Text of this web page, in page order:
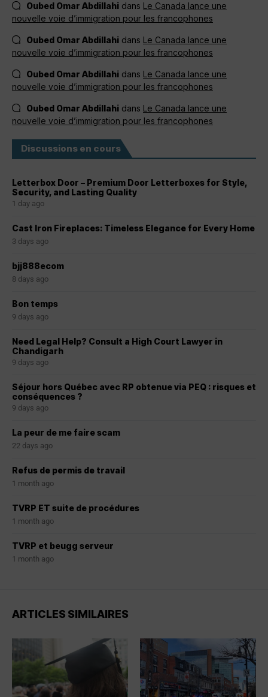
Oubed Omar Abdillahi dans Le Canada lance une
nouvelle voie d’immigration pour les francophones
Oubed Omar Abdillahi dans Le Canada lance une
nouvelle voie d’immigration pour les francophones
Oubed Omar Abdillahi dans Le Canada lance une
nouvelle voie d’immigration pour les francophones
Oubed Omar Abdillahi dans Le Canada lance une
nouvelle voie d’immigration pour les francophones
Discussions en cours
Letterbox Door – Premium Door Letterboxes for Style,
Security, and Lasting Quality
1 day ago
Cast Iron Fireplaces: Timeless Elegance for Every Home
3 days ago
bjj888ecom
8 days ago
Bon temps
9 days ago
Need Legal Help? Consult a High Court Lawyer in
Chandigarh
9 days ago
Séjour hors Québec avec RP obtenue via PEQ : risques et
conséquences ?
9 days ago
La peur de me faire scam
22 days ago
Refus de permis de travail
1 month ago
TVRP ET suite de procédures
1 month ago
TVRP et beugg serveur
1 month ago
ARTICLES SIMILAIRES